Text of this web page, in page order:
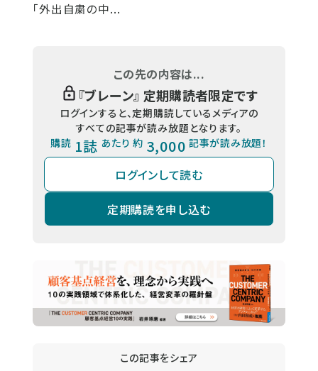
「外出自粛の中...
この先の内容は...
『ブレーン』 定期購読者限定です
ログインすると、定期購読しているメディアの
すべての記事が読み放題となります。
購読 1誌 あたり 約 3,000 記事が読み放題！
ログインして読む
定期購読を申し込む
この記事をシェア